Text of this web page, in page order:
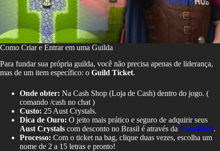
Como Criar e Entrar em uma Guilda
Para fundar sua própria guilda, você não precisa apenas de liderança,
mas de um item específico: o Guild Ticket.
Onde obter: Na Cash Shop (Loja de Cash) dentro do jogo. (
comando /cash no chat )
Custo: 25 Aust Crystals.
Dica de Ouro: O jeito mais prático e seguro de adquirir seus
Aust Crystals com desconto no Brasil é através da CoinsHub.
Processo: Com o ticket na bag, clique duas vezes, escolha um
nome de 2 a 15 letras e pronto!